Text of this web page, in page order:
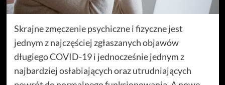
Skrajne zmęczenie psychiczne i fizyczne jest
jednym z najczęściej zgłaszanych objawów
długiego COVID-19 i jednocześnie jednym z
najbardziej osłabiających oraz utrudniających